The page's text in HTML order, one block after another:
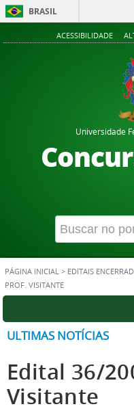
BRASIL
ACESSIBILIDADE
Universidade
PÁGINA INICIAL > EDITAIS
PROF. VISITANTE
ULTIMAS NOTÍCIAS
Edital 36/
Visitante